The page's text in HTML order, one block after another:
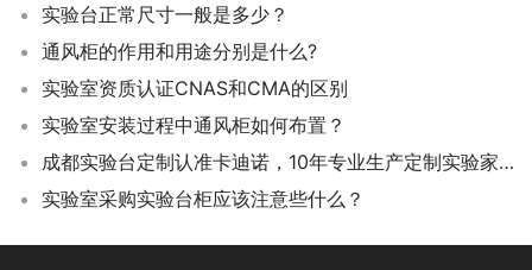
实验台正常尺寸一般是多少？
通风柜的作用和用途分别是什么?
实验室资质认证CNAS和CMA的区别
实验室安装过程中通风柜如何布置？
成都实验台定制认准卡迪诺，10年专业生产定制实验家具
实验室采购实验台柜应该注意些什么？